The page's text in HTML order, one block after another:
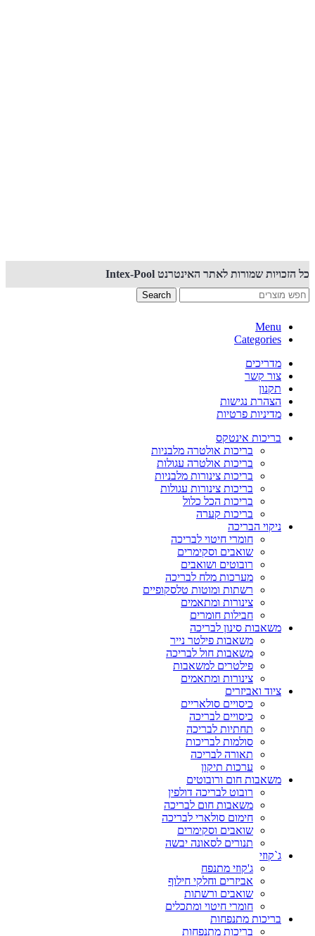
כל הזכויות שמורות לאתר האינטרנט Intex-Pool
Search
Menu
Categories
מדריכים
צור קשר
תקנון
הצהרת נגישות
מדיניות פרטיות
בריכות אינטקס
בריכות אולטרה מלבניות
בריכות אולטרה עגולות
בריכות צינורות מלבניות
בריכות צינורות עגולות
בריכות הכל כלול
בריכות קערה
ניקוי הבריכה
חומרי חיטוי לבריכה
שואבים וסקימרים
רובוטים ושואבים
מערכות מלח לבריכה
רשתות ומוטות טלסקופיים
צינורות ומתאמים
חבילות חומרים
משאבות סינון לבריכה
משאבות פילטר נייר
משאבות חול לבריכה
פילטרים למשאבות
צינורות ומתאמים
ציוד ואביזרים
כיסויים סולאריים
כיסויים לבריכה
תחתיות לבריכה
סולמות לבריכות
תאורה לבריכה
ערכות תיקון
משאבות חום ורובוטים
רובוט לבריכה דולפין
משאבות חום לבריכה
חימום סולארי לבריכה
שואבים וסקימרים
תנורים לסאונה יבשה
ג`קוזי
ג'קוזי מתנפח
אביזרים וחלקי חילוף
שואבים ורשתות
חומרי חיטוי ומתכלים
בריכות מתנפחות
בריכות מתנפחות